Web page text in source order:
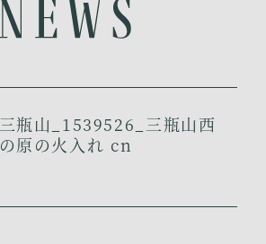
三瓶山_1539526_三瓶山西
の原の火入れ cn